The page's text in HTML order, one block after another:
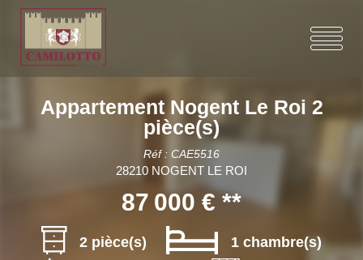
Appartement Nogent Le Roi 2
pièce(s)
Réf : CAE5516
28210 NOGENT LE ROI
87 000 € **
2 pièce(s)
1 chambre(s)